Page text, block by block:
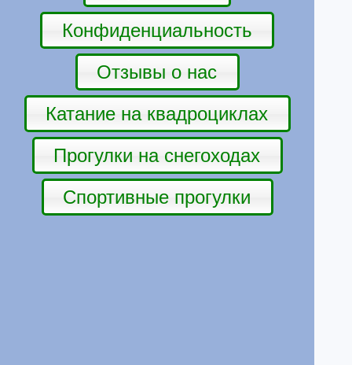
Конфиденциальность
Отзывы о нас
Катание на квадроциклах
Прогулки на снегоходах
Спортивные прогулки